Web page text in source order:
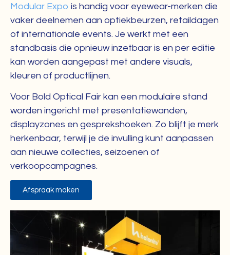
Modular Expo is handig voor eyewear-merken die
vaker deelnemen aan optiekbeurzen, retaildagen
of internationale events. Je werkt met een
standbasis die opnieuw inzetbaar is en per editie
kan worden aangepast met andere visuals,
kleuren of productlijnen.
Voor Bold Optical Fair kan een modulaire stand
worden ingericht met presentatiewanden,
displayzones en gesprekshoeken. Zo blijft je merk
herkenbaar, terwijl je de invulling kunt aanpassen
aan nieuwe collecties, seizoenen of
verkoopcampagnes.
Afspraak maken